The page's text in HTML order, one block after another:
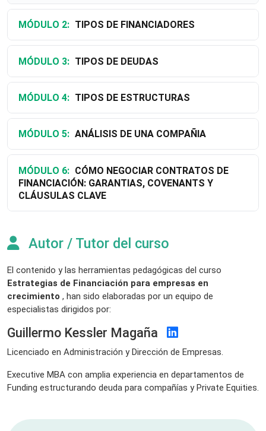
MÓDULO 2: TIPOS DE FINANCIADORES
MÓDULO 3: TIPOS DE DEUDAS
MÓDULO 4: TIPOS DE ESTRUCTURAS
MÓDULO 5: ANÁLISIS DE UNA COMPAÑIA
MÓDULO 6:
FINANCIACIÓN: GARANTIAS, COVENANTS Y
CLÁUSULAS CLAVE
Autor / Tutor del curso
El contenido y las herramientas pedagógicas del curso
Estrategias de Financiación para empresas en
crecimiento , han sido elaboradas por un equipo de
especialistas dirigidos por:
Guillermo Kessler Magaña
Licenciado en Administración y Dirección de Empresas.
Executive MBA con amplia experiencia en departamentos de
Funding estructurando deuda para compañías y Private Equities.